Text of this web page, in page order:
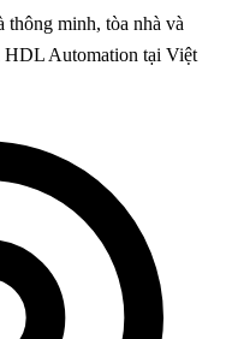
thông minh, tòa nhà và
HDL Automation tại Việt